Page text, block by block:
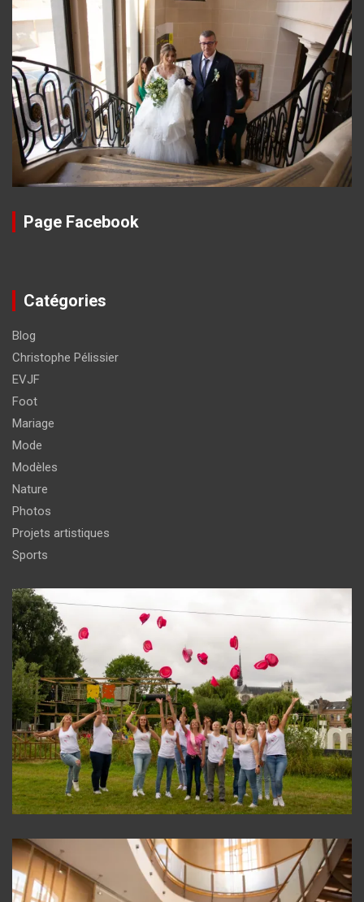
Page Facebook
Catégories
Blog
Christophe Pélissier
EVJF
Foot
Mariage
Mode
Modèles
Nature
Photos
Projets artistiques
Sports